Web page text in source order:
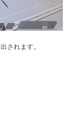
されます。